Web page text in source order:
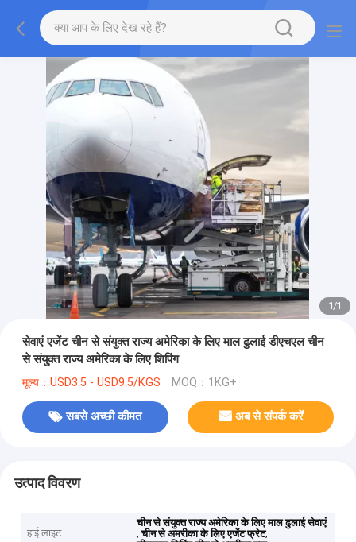
1/1
सेवाएं एजेंट चीन से संयुक्त राज्य अमेरिका के लिए माल ढुलाई डीएचएल चीन
से संयुक्त राज्य अमेरिका के लिए शिपिंग
मूल्य：USD3.5 - USD9.5/KGS MOQ：1KG+
सबसे अच्छी कीमत अब से संपर्क करें
उत्पाद विवरण
हाई लाइट
चीन से संयुक्त राज्य अमेरिका के लिए माल ढुलाई सेवाएं
,चीन से अमरीका के लिए एजेंट फ्रेट,